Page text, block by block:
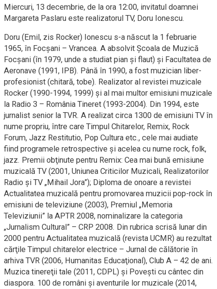
Miercuri, 13 decembrie, de la ora 12:00, invitatul doamnei
Margareta Paslaru este realizatorul TV, Doru Ionescu.
Doru (Emil, zis Rocker) Ionescu s-a născut la 1 februarie
1965, în Focşani – Vrancea. A absolvit Şcoala de Muzică
Focşani (în 1979, unde a studiat pian şi flaut) şi Facultatea de
Aeronave (1991, IPB). Până în 1990, a fost muzician liber-
profesionist (chitară, tobe). Realizator al revistei muzicale
Rocker (1990-1994, 1999) şi al mai multor emisiuni muzicale
la Radio 3 – România Tineret (1993-2004). Din 1994, este
jurnalist senior la TVR. A realizat circa 1300 de emisiuni TV în
nume propriu, între care Timpul Chitarelor, Remix, Rock
Forum, Jazz Restitutio, Pop Cultura etc., cele mai audiate
fiind programele retrospective şi acelea cu nume rock, folk,
jazz. Premii obţinute pentru Remix: Cea mai bună emisiune
muzicală TV (2001, Uniunea Criticilor Muzicali, Realizatorilor
Radio şi TV „Mihail Jora”); Diploma de onoare a revistei
Actualitatea muzicală pentru promovarea muzicii pop-rock în
emisiuni de televiziune (2003), Premiul „Memoria
Televiziunii” la APTR 2008, nominalizare la categoria
„Jurnalism Cultural” – CRP 2008. Din rubrica scrisă lunar din
2000 pentru Actualitatea muzicală (revista UCMR) au rezultat
cărţile Timpul chitarelor electrice – Jurnal de călătorie în
arhiva TVR (2006, Humanitas Educaţional), Club A – 42 de ani.
Muzica tinereţii tale (2011, CDPL) şi Poveşti cu cântec din
diaspora. 100 de români şi aventurile lor muzicale (2014,